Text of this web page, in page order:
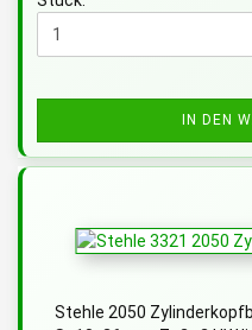
IN DEN
Stehle 2050